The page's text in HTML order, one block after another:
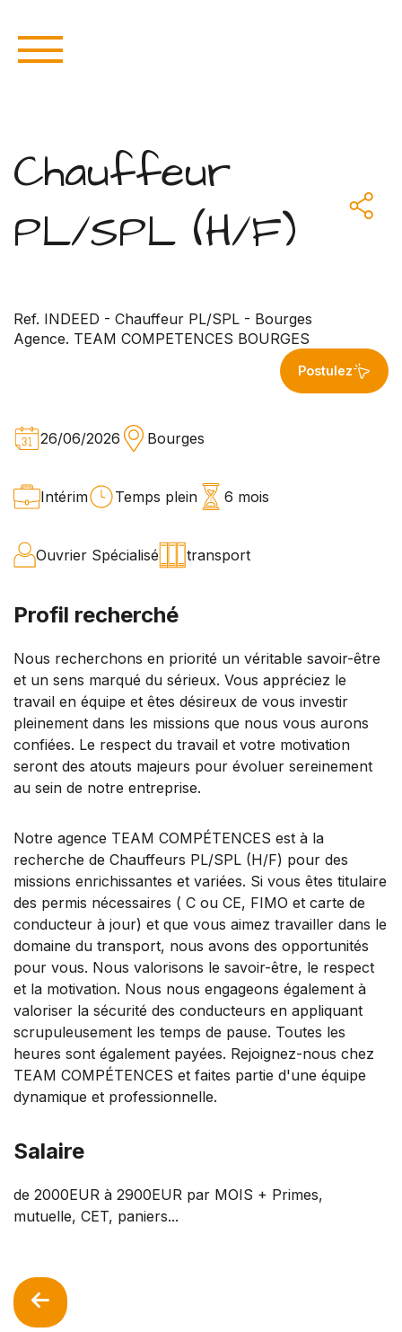
Chauffeur
PL/SPL (H/F)
Ref. INDEED - Chauffeur PL/SPL - Bourges
Agence. TEAM COMPETENCES BOURGES
Postulez
26/06/2026 Bourges
Intérim Temps plein 6 mois
Ouvrier Spécialisé transport
Profil recherché
Nous recherchons en priorité un véritable savoir-être
et un sens marqué du sérieux. Vous appréciez le
travail en équipe et êtes désireux de vous investir
pleinement dans les missions que nous vous aurons
confiées. Le respect du travail et votre motivation
seront des atouts majeurs pour évoluer sereinement
au sein de notre entreprise.
Notre agence TEAM COMPÉTENCES est à la
recherche de Chauffeurs PL/SPL (H/F) pour des
missions enrichissantes et variées. Si vous êtes titulaire
des permis nécessaires ( C ou CE, FIMO et carte de
conducteur à jour) et que vous aimez travailler dans le
domaine du transport, nous avons des opportunités
pour vous. Nous valorisons le savoir-être, le respect
et la motivation. Nous nous engageons également à
valoriser la sécurité des conducteurs en appliquant
scrupuleusement les temps de pause. Toutes les
heures sont également payées. Rejoignez-nous chez
TEAM COMPÉTENCES et faites partie d'une équipe
dynamique et professionnelle.
Salaire
de 2000EUR à 2900EUR par MOIS + Primes,
mutuelle, CET, paniers...